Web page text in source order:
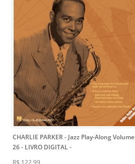
CHARLIE PARKER - Jazz Play-Along Volume
26 - LIVRO DIGITAL-
R$ 122,99